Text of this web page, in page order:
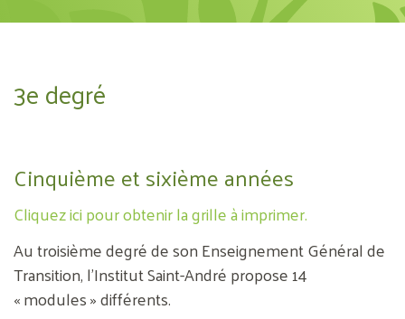
3e degré
Cinquième et sixième années
Cliquez ici pour obtenir la grille à imprimer.
Au troisième degré de son Enseignement Général de
Transition, l’Institut Saint-André propose 14
« modules » différents.